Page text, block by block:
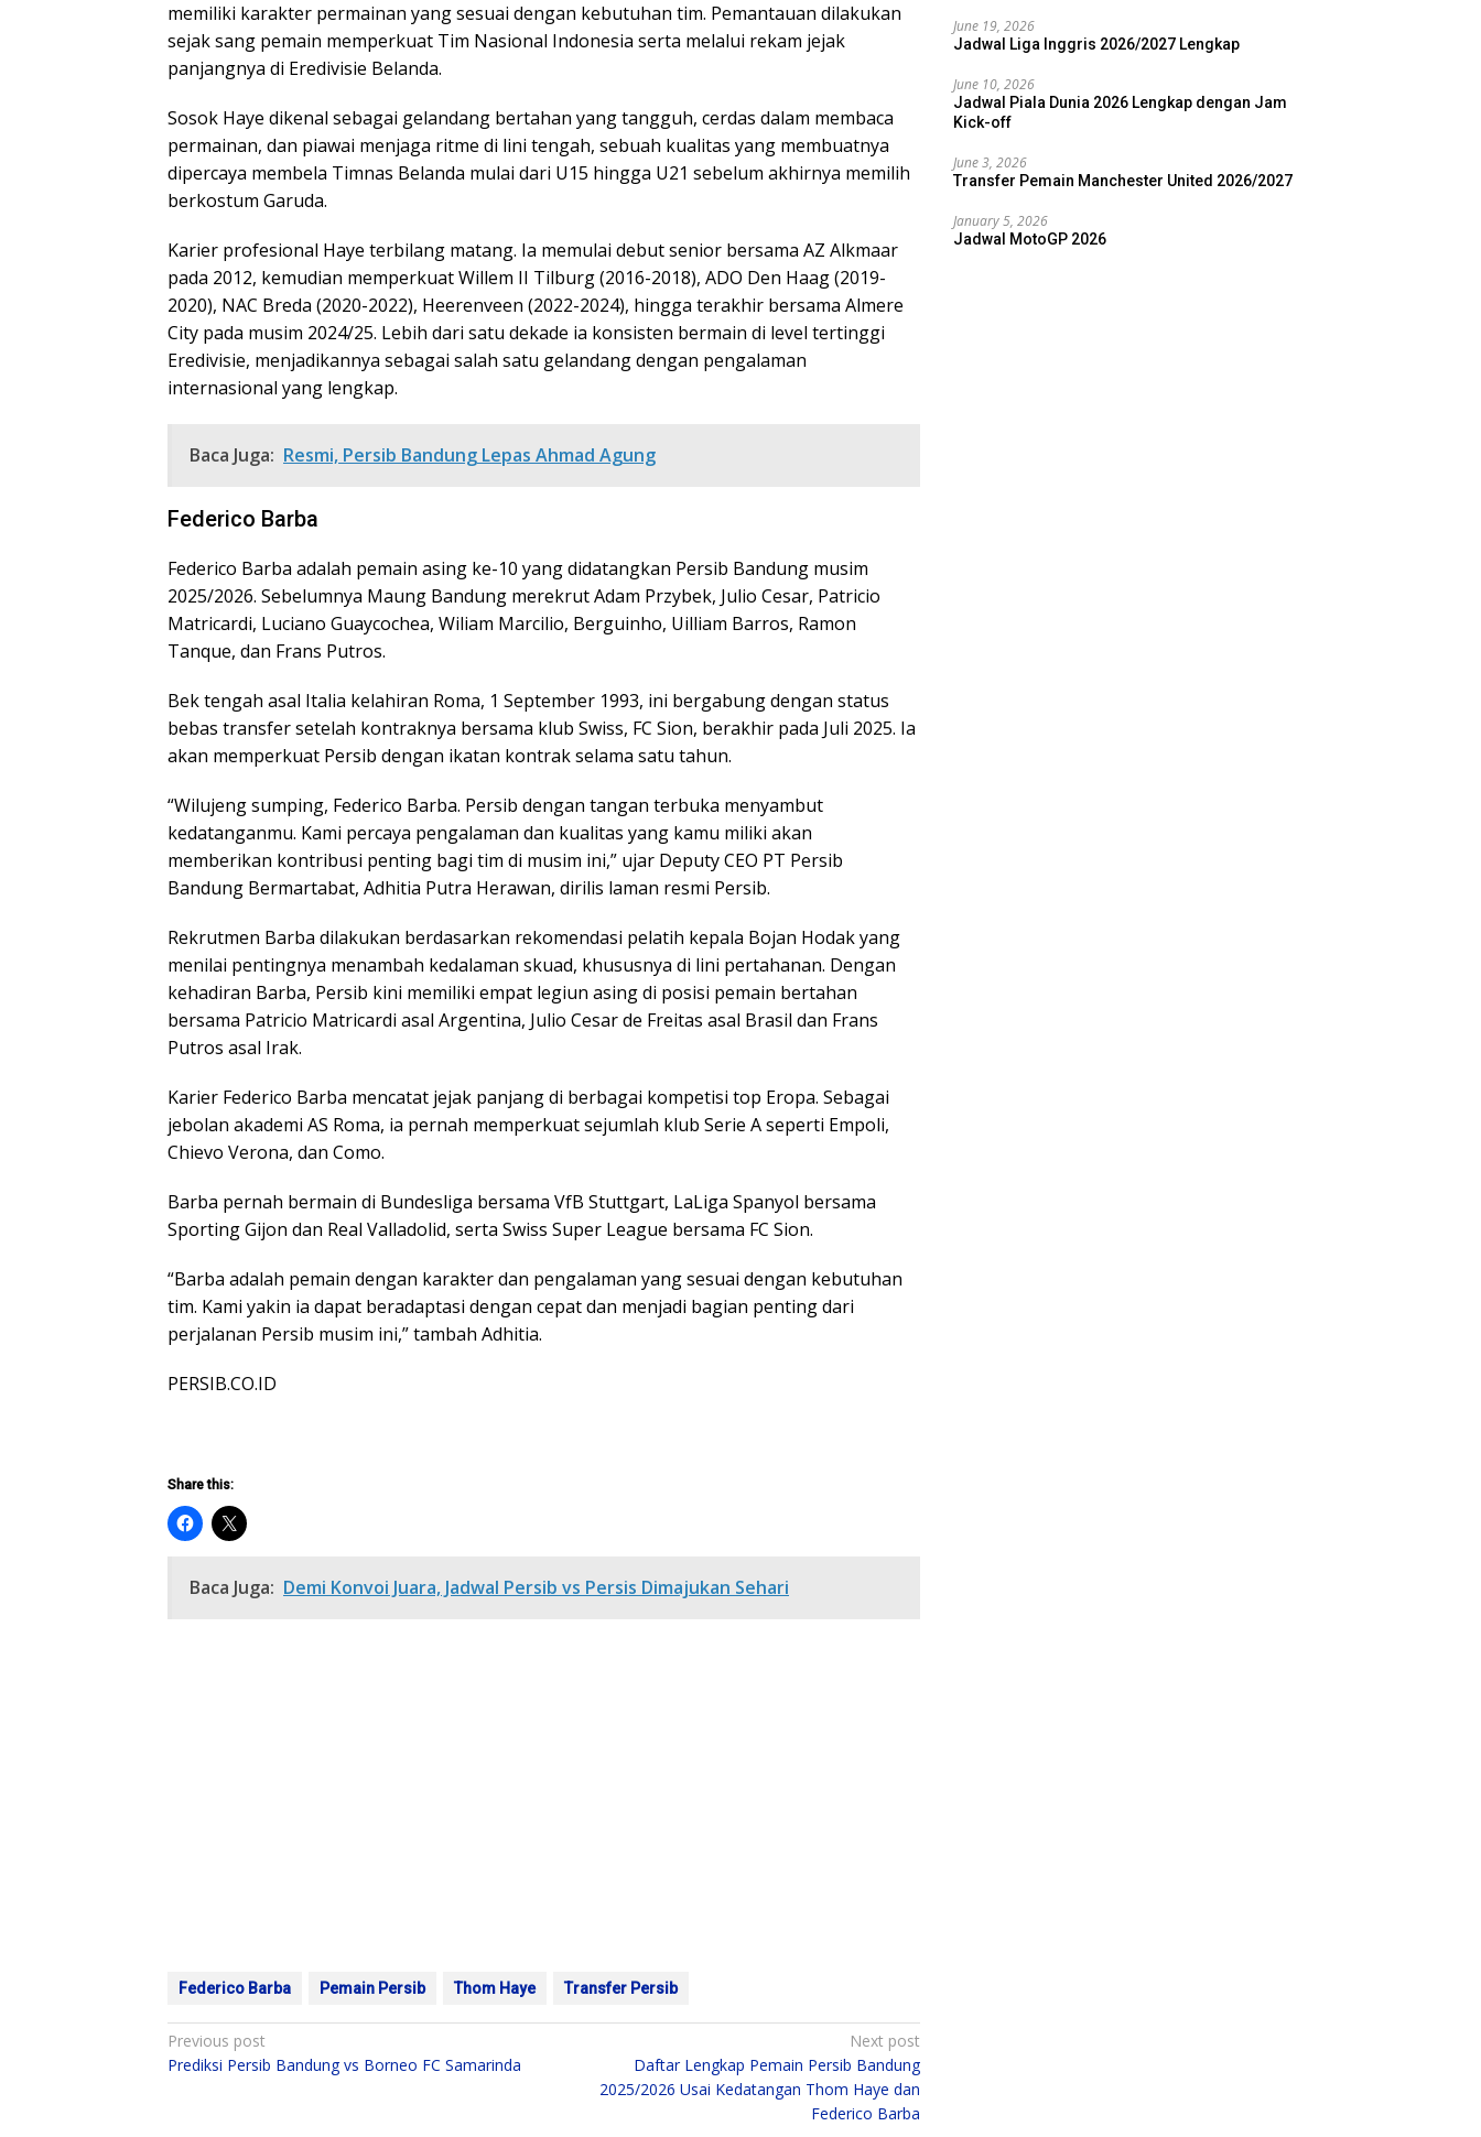
memiliki karakter permainan yang sesuai dengan kebutuhan tim. Pemantauan dilakukan
sejak sang pemain memperkuat Tim Nasional Indonesia serta melalui rekam jejak
panjangnya di Eredivisie Belanda.
Sosok Haye dikenal sebagai gelandang bertahan yang tangguh, cerdas dalam membaca
permainan, dan piawai menjaga ritme di lini tengah, sebuah kualitas yang membuatnya
dipercaya membela Timnas Belanda mulai dari U15 hingga U21 sebelum akhirnya memilih
berkostum Garuda.
Karier profesional Haye terbilang matang. Ia memulai debut senior bersama AZ Alkmaar
pada 2012, kemudian memperkuat Willem II Tilburg (2016-2018), ADO Den Haag (2019-
2020), NAC Breda (2020-2022), Heerenveen (2022-2024), hingga terakhir bersama Almere
City pada musim 2024/25. Lebih dari satu dekade ia konsisten bermain di level tertinggi
Eredivisie, menjadikannya sebagai salah satu gelandang dengan pengalaman
internasional yang lengkap.
Baca Juga: Resmi, Persib Bandung Lepas Ahmad Agung
Federico Barba
Federico Barba adalah pemain asing ke-10 yang didatangkan Persib Bandung musim
2025/2026. Sebelumnya Maung Bandung merekrut Adam Przybek, Julio Cesar, Patricio
Matricardi, Luciano Guaycochea, Wiliam Marcilio, Berguinho, Uilliam Barros, Ramon
Tanque, dan Frans Putros.
Bek tengah asal Italia kelahiran Roma, 1 September 1993, ini bergabung dengan status
bebas transfer setelah kontraknya bersama klub Swiss, FC Sion, berakhir pada Juli 2025. Ia
akan memperkuat Persib dengan ikatan kontrak selama satu tahun.
“Wilujeng sumping, Federico Barba. Persib dengan tangan terbuka menyambut
kedatanganmu. Kami percaya pengalaman dan kualitas yang kamu miliki akan
memberikan kontribusi penting bagi tim di musim ini,” ujar Deputy CEO PT Persib
Bandung Bermartabat, Adhitia Putra Herawan, dirilis laman resmi Persib.
Rekrutmen Barba dilakukan berdasarkan rekomendasi pelatih kepala Bojan Hodak yang
menilai pentingnya menambah kedalaman skuad, khususnya di lini pertahanan. Dengan
kehadiran Barba, Persib kini memiliki empat legiun asing di posisi pemain bertahan
bersama Patricio Matricardi asal Argentina, Julio Cesar de Freitas asal Brasil dan Frans
Putros asal Irak.
Karier Federico Barba mencatat jejak panjang di berbagai kompetisi top Eropa. Sebagai
jebolan akademi AS Roma, ia pernah memperkuat sejumlah klub Serie A seperti Empoli,
Chievo Verona, dan Como.
Barba pernah bermain di Bundesliga bersama VfB Stuttgart, LaLiga Spanyol bersama
Sporting Gijon dan Real Valladolid, serta Swiss Super League bersama FC Sion.
“Barba adalah pemain dengan karakter dan pengalaman yang sesuai dengan kebutuhan
tim. Kami yakin ia dapat beradaptasi dengan cepat dan menjadi bagian penting dari
perjalanan Persib musim ini,” tambah Adhitia.
PERSIB.CO.ID
Share this:
Baca Juga: Demi Konvoi Juara, Jadwal Persib vs Persis Dimajukan Sehari
Federico Barba Pemain Persib Thom Haye Transfer Persib
Post
navigation
Previous post
Prediksi Persib Bandung vs Borneo FC Samarinda
Next post
Daftar Lengkap Pemain Persib Bandung
2025/2026 Usai Kedatangan Thom Haye dan
Federico Barba
June 19, 2026
Jadwal Liga Inggris 2026/2027 Lengkap
June 10, 2026
Jadwal Piala Dunia 2026 Lengkap dengan Jam
Kick-off
June 3, 2026
Transfer Pemain Manchester United 2026/2027
January 5, 2026
Jadwal MotoGP 2026